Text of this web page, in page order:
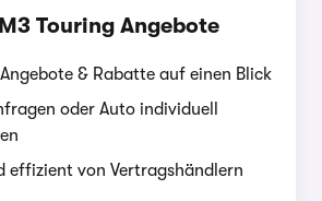
Touring Angebote
& Rabatte auf einen Blick
oder Auto individuell
effizient von Vertragshändlern